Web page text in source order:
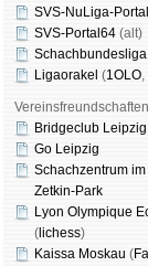
SVS-NuLiga-Portal
SVS-Portal64 (alt)
Ligaorakel (1OLO,
Bridgeclub Leipzig
Go Leipzig
Schachzentrum
Zetkin-Park
Lyon Olympique
( lichess)
Kaissa Moskau (